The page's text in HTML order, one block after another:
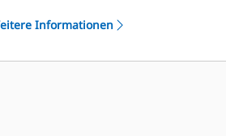
die Schale trägt zur Verlängerung
funktioniert besser bei abrasiveren
Informationen